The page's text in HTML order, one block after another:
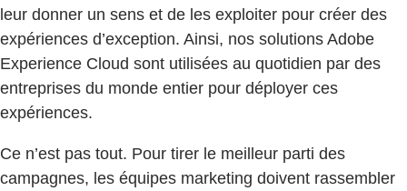
leur donner un sens et de les exploiter pour créer des
expériences d’exception. Ainsi, nos solutions Adobe
Experience Cloud sont utilisées au quotidien par des
entreprises du monde entier pour déployer ces
expériences.
Ce n’est pas tout. Pour tirer le meilleur parti des
campagnes, les équipes marketing doivent rassembler